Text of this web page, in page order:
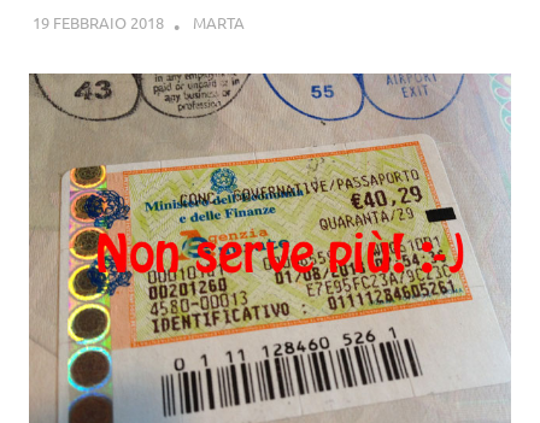
19 FEBBRAIO 2018 MARTA